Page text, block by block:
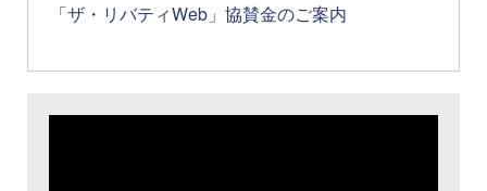
「ザ・リバティWeb」協賛金のご案内